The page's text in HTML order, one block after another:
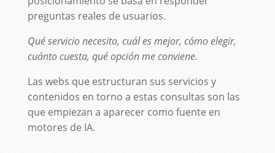
preguntas reales de usuarios.
Qué servicio necesito, cuál es mejor, cómo elegir,
cuánto cuesta, qué opción me conviene.
Las webs que estructuran sus servicios y
contenidos en torno a estas consultas son las
que empiezan a aparecer como fuente en
motores de IA.